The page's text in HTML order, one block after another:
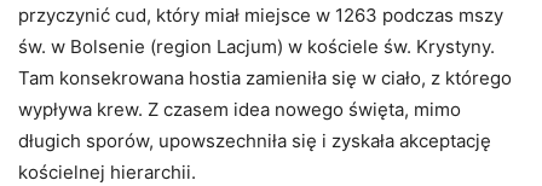
przyczynić cud, który miał miejsce w 1263 podczas mszy
św. w Bolsenie (region Lacjum) w kościele św. Krystyny.
Tam konsekrowana hostia zamieniła się w ciało, z którego
wypływa krew. Z czasem idea nowego święta, mimo
długich sporów, upowszechniła się i zyskała akceptację
kościelnej hierarchii.